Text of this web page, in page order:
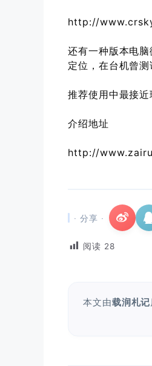
http://
还有一种版本电
定位，在台机曾
推荐使用中最接
介绍地址
http://
· 分享 ·
阅读 28
本文由载润札记